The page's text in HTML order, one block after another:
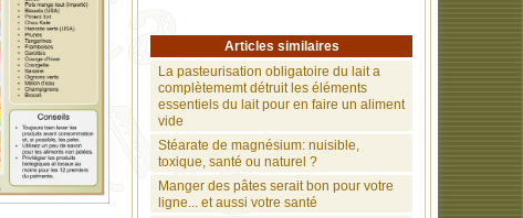
Articles similaires
La pasteurisation obligatoire du lait a
complètememt détruit les éléments
essentiels du lait pour en faire un aliment
vide
Stéarate de magnésium: nuisible,
toxique, santé ou naturel ?
Manger des pâtes serait bon pour votre
ligne... et aussi votre santé